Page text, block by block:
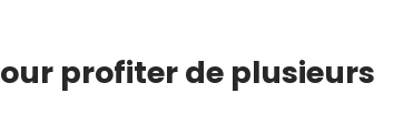
profiter de plusieurs